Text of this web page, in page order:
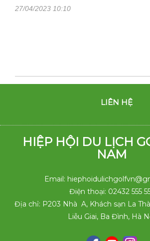
27/04/2023 10:10
LIÊN HỆ
HIỆP HỘI DU LỊCH
NAM
Email:
Điện thoại: 02432 555
Địa chỉ: P203 Nhà A, Khách sạn La
Liễu Giai, Ba Đình, Hà